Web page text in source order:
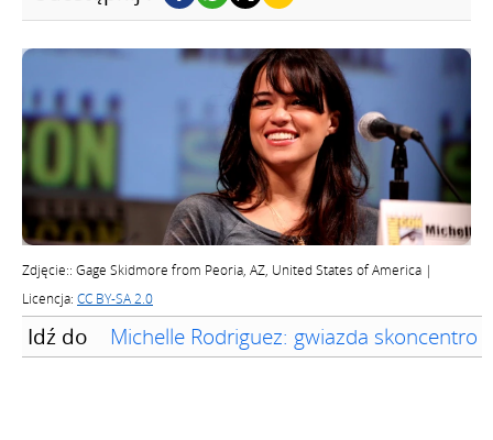
Zdjęcie:: Gage Skidmore from Peoria, AZ, United States of America |
Licencja: CC BY-SA 2.0
Idź do Michelle Rodriguez: gwiazda